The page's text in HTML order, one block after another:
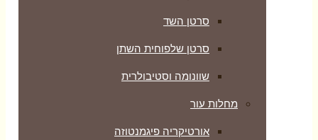
סרטן השד
סרטן שלפוחית השתן
שוונומה וסטיבולרית
מחלות עור
אורטיקריה פיגמנטוזה